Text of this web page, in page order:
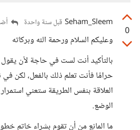
0
Seham_Sleem قبل سنة واحدة
وعليكم السلام ورحمة الله وبركاته
بالتأكيد أنت لست في حاجة لأن
حرامًا فأنت تعلم ذلك بالفعل، لكن
العلاقة بنفس الطريقة ستعني
الوضع.
ما المانع من أن تقوم بشراء خاتم